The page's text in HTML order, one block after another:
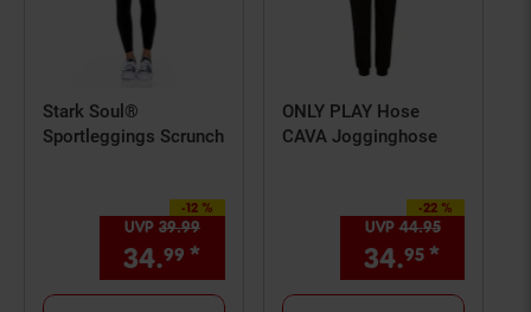
Stark Soul®
Sportleggings Scrunch
-12 %
Sie Sparen 12 Prozent,
UVP 39.99
34.99 * Aktueller Preis: 34,
ONLY PLAY Hose
CAVA Jogginghose
-22 %
Sie Sparen 22 Prozent,
UVP44.95UVP : 44,
34.95 *